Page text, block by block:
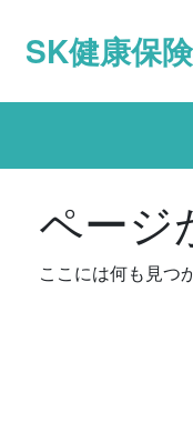
SK健康保
ページ
ここには何も見つ